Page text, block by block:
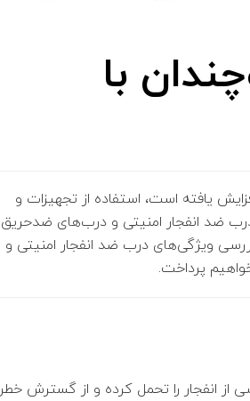
با
یافته است، استفاده از تجهیزات و
درب ضد انفجار امنیتی و درب‌های ضدحریق
ویژگی‌های درب ضد انفجار امنیتی و
پرداخت.
از انفجار را تحمل کرده و از گسترش خطر